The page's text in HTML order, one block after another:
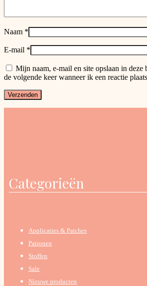
Naam *
E-mail *
Mijn naam, e-mail en site opslaan in deze
de volgende keer wanneer ik een reactie
Categorieën
Applicaties & Patches
Patronen
Stoffen
Sale
Nieuwe producten